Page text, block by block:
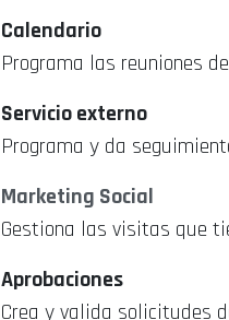
Calendario
Programa las reuniones
Servicio externo
Programa y da
Marketing Social
Gestiona las visitas que
Aprobaciones
Crea y valida solicitudes